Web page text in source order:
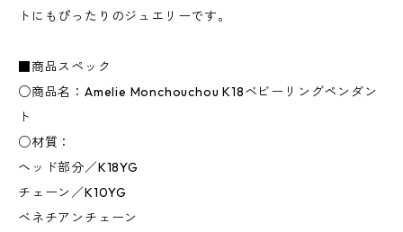
トにもぴったりのジュエリーです。
■商品スペック
○商品名：Amelie Monchouchou K18ベビーリングペンダン
ト
○材質：
ヘッド部分／K18YG
チェーン／K10YG
ベネチアンチェーン